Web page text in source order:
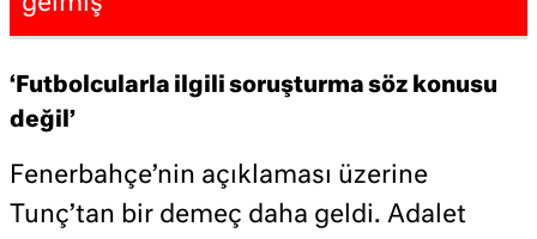
‘Futbolcularla ilgili soruşturma söz konusu
değil’
Fenerbahçe’nin açıklaması üzerine
Tunç’tan bir demeç daha geldi. Adalet